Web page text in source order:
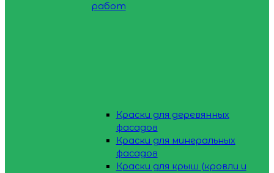
работ
Краски для деревянных
фасадов
Краски для минеральных
фасадов
Краски для крыш (кровли и